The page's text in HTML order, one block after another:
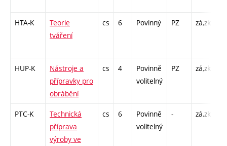
HTA-K
Teorie
tváření
cs 6 Povinný PZ zá,zk
HUP-K
Nástroje a
přípravky pro
obrábění
cs 4
Povinně
volitelný
PZ zá,zk
PTC-K
Technická
příprava
výroby ve
cs 6
Povinně
volitelný
- zá,zk